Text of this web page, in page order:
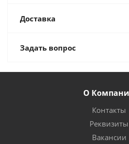
Доставка
Задать вопрос
О
Контакты
Реквизиты
Вакансии